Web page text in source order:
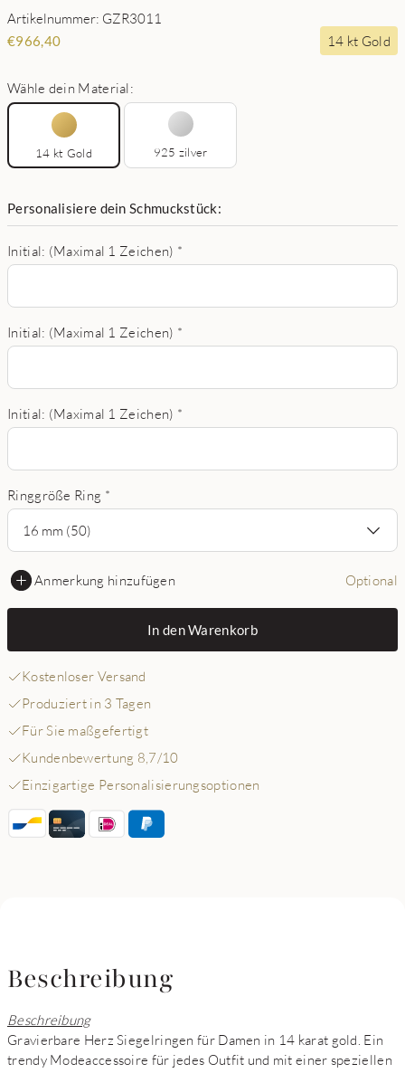
Artikelnummer: GZR3011
€966,40 14 kt Gold
Wähle dein Material:
14 kt Gold 925 zilver
Personalisiere dein Schmuckstück:
Initial: (Maximal 1 Zeichen) *
Initial: (Maximal 1 Zeichen) *
Initial: (Maximal 1 Zeichen) *
Ringgröße Ring *
16 mm (50)
Anmerkung hinzufügen Optional
In den Warenkorb
Kostenloser Versand
Produziert in 3 Tagen
Für Sie maßgefertigt
Kundenbewertung 8,7/10
Einzigartige Personalisierungsoptionen
Beschreibung
Beschreibung
Gravierbare Herz Siegelringen für Damen in 14 karat gold. Ein
trendy Modeaccessoire für jedes Outfit und mit einer speziellen